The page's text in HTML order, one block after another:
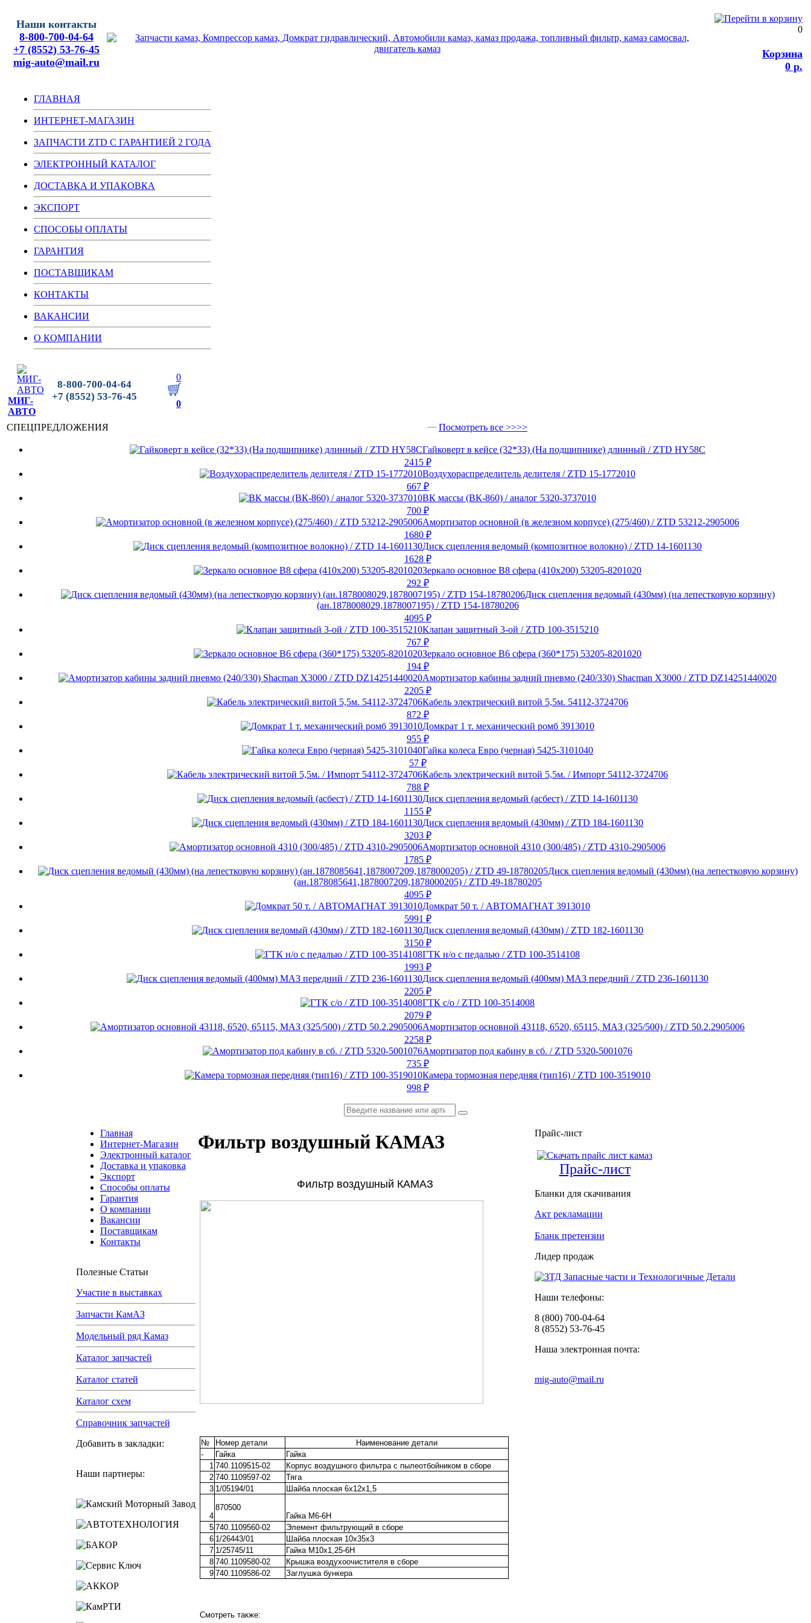
Наши контакты
8-800-700-04-64
+7 (8552) 53-76-45
mig-auto@mail.ru
0
Корзина
0 р.
ГЛАВНАЯ
ИНТЕРНЕТ-МАГАЗИН
ЗАПЧАСТИ ZTD С ГАРАНТИЕЙ 2 ГОДА
ЭЛЕКТРОННЫЙ КАТАЛОГ
ДОСТАВКА И УПАКОВКА
ЭКСПОРТ
СПОСОБЫ ОПЛАТЫ
ГАРАНТИЯ
ПОСТАВЩИКАМ
КОНТАКТЫ
ВАКАНСИИ
О КОМПАНИИ
МИГ-
АВТО
8-800-700-04-64
+7 (8552) 53-76-45
0
0
СПЕЦПРЕДЛОЖЕНИЯ Посмотреть все >>>>
Гайковерт в кейсе (32*33) (На подшипнике) длинный / ZTD HY58C
2415 ₽
Воздухораспределитель делителя / ZTD 15-1772010
667 ₽
ВК массы (ВК-860) / аналог 5320-3737010
700 ₽
Амортизатор основной (в железном корпусе) (275/460) / ZTD 53212-2905006
1680 ₽
Диск сцепления ведомый (композитное волокно) / ZTD 14-1601130
1628 ₽
Зеркало основное В8 сфера (410х200) 53205-8201020
292 ₽
Диск сцепления ведомый (430мм) (на лепестковую корзину)
(ан.1878008029,1878007195) / ZTD 154-18780206
4095 ₽
Клапан защитный 3-ой / ZTD 100-3515210
767 ₽
Зеркало основное В6 сфера (360*175) 53205-8201020
194 ₽
Амортизатор кабины задний пневмо (240/330) Shacman X3000 / ZTD DZ14251440020
2205 ₽
Кабель электрический витой 5,5м. 54112-3724706
872 ₽
Домкрат 1 т. механический ромб 3913010
955 ₽
Гайка колеса Евро (черная) 5425-3101040
57 ₽
Кабель электрический витой 5,5м. / Импорт 54112-3724706
788 ₽
Диск сцепления ведомый (асбест) / ZTD 14-1601130
1155 ₽
Диск сцепления ведомый (430мм) / ZTD 184-1601130
3203 ₽
Амортизатор основной 4310 (300/485) / ZTD 4310-2905006
1785 ₽
Диск сцепления ведомый (430мм) (на лепестковую корзину)
(ан.1878085641,1878007209,1878000205) / ZTD 49-18780205
4095 ₽
Домкрат 50 т. / АВТОМАГНАТ 3913010
5991 ₽
Диск сцепления ведомый (430мм) / ZTD 182-1601130
3150 ₽
ГТК н/о с педалью / ZTD 100-3514108
1993 ₽
Диск сцепления ведомый (400мм) МАЗ передний / ZTD 236-1601130
2205 ₽
ГТК с/о / ZTD 100-3514008
2079 ₽
Амортизатор основной 43118, 6520, 65115, МАЗ (325/500) / ZTD 50.2.2905006
2258 ₽
Амортизатор под кабину в сб. / ZTD 5320-5001076
735 ₽
Камера тормозная передняя (тип16) / ZTD 100-3519010
998 ₽
Главная
Интернет-Магазин
Электронный каталог
Доставка и упаковка
Экспорт
Способы оплаты
Гарантия
О компании
Вакансии
Поставщикам
Контакты
Полезные Статьи
Участие в выставках
Запчасти КамАЗ
Модельный ряд Камаз
Каталог запчастей
Каталог статей
Каталог схем
Справочник запчастей
Добавить в закладки:
Наши партнеры:
Фильтр воздушный КАМАЗ
Фильтр воздушный КАМАЗ
№ Номер детали
Наименование детали
-
Гайка
Гайка
1 740.1109515-02
Корпус воздушного фильтра с пылеотбойником в сборе
2 740.1109597-02
Тяга
3 1/05194/01 Шайба плоская 6х12х1,5
4
870500
Гайка М6-6Н
5 740.1109560-02
Элемент фильтрующий в сборе
6 1/26443/01
Шайба плоская 10х35х3
7 1/25745/11
Гайка М10х1,25-6Н
8 740.1109580-02
Крышка воздухоочистителя в сборе
9 740.1109586-02 Заглушка бункера
Смотреть также:
Прайс-лист
Прайс-лист
Бланки для скачивания
Акт рекламации
Бланк претензии
Лидер продаж
Наши телефоны:
8 (800) 700-04-64
8 (8552) 53-76-45
Наша электронная почта:
mig-auto@mail.ru